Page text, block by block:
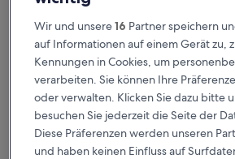
von
10,
(171
Bewertungen)
City Hotel Fortuna
Wir und unsere16 Partner speichern
auf Informationen auf einem Gerät zu,
Kennungen in Cookies, um
verarbeiten. Sie können Ihre
oder verwalten. Klicken Sie dazu bitte
besuchen Sie jederzeit die Seite der
Diese Präferenzen werden unseren
und haben keinen Einfluss auf